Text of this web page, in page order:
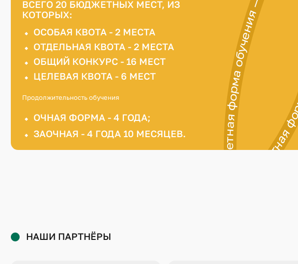
ВСЕГО 20 БЮДЖЕТНЫХ МЕСТ, ИЗ
КОТОРЫХ:
ОСОБАЯ КВОТА - 2 МЕСТА
ОТДЕЛЬНАЯ КВОТА - 2 МЕСТА
ОБЩИЙ КОНКУРС - 16 МЕСТ
ЦЕЛЕВАЯ КВОТА - 6 МЕСТ
Продолжительность обучения
ОЧНАЯ ФОРМА - 4 ГОДА;
ЗАОЧНАЯ - 4 ГОДА 10 МЕСЯЦЕВ.
НАШИ ПАРТНЁРЫ